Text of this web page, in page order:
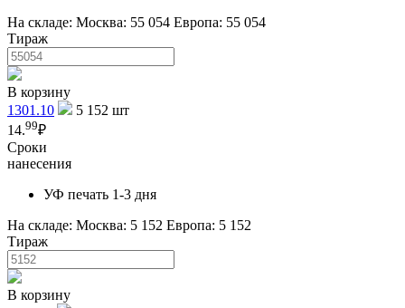
На складе: Москва: 55 054 Европа: 55 054
Тираж
В корзину
1301.10
5 152 шт
14.99₽
Сроки
нанесения
УФ печать 1-3 дня
На складе: Москва: 5 152 Европа: 5 152
Тираж
В корзину